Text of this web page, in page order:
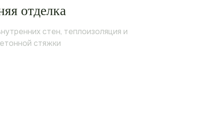
отделка
стен, теплоизоляция и
стяжки